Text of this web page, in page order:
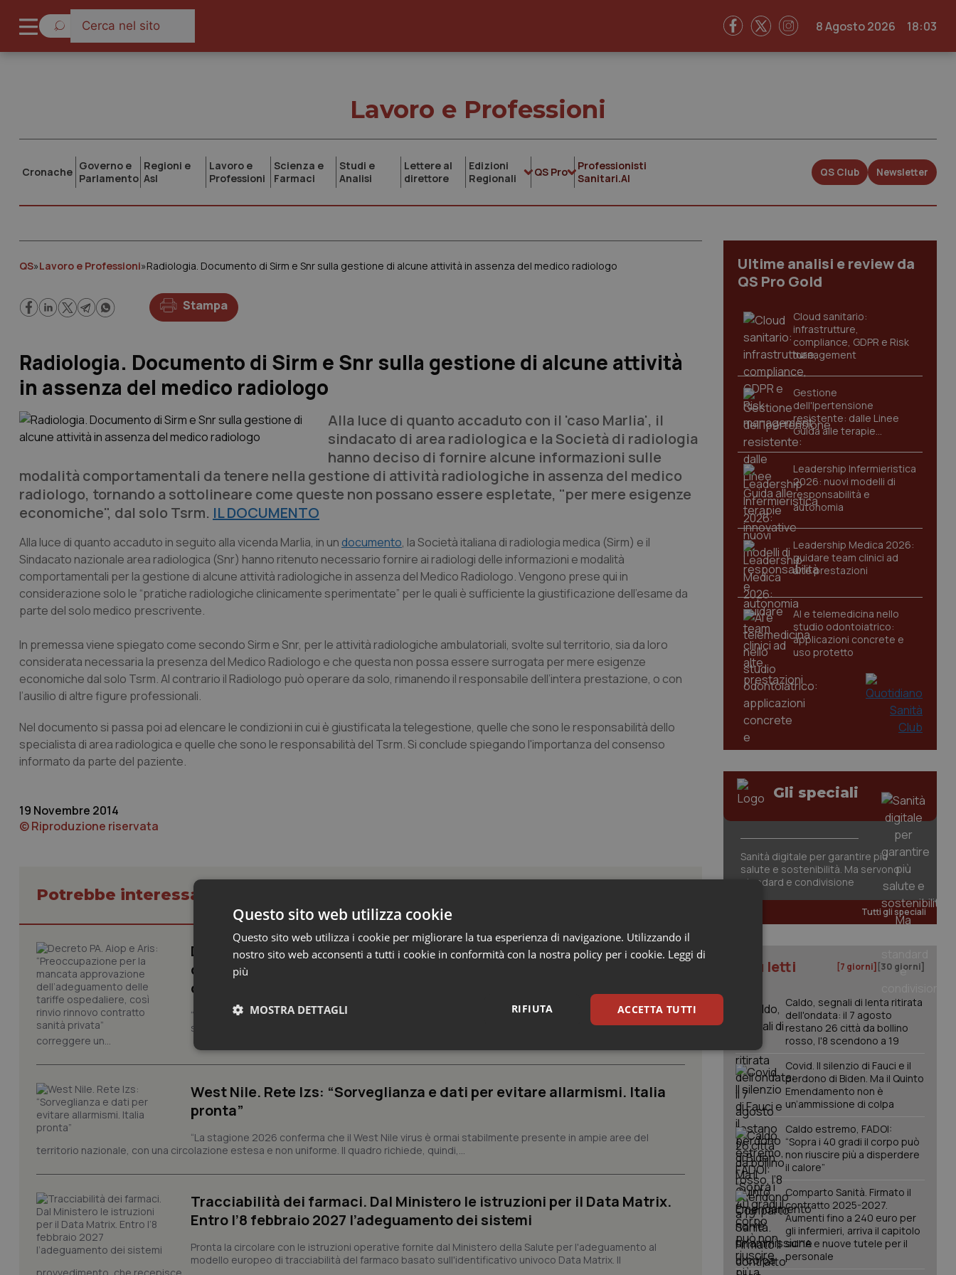
8 Agosto 2026 18:03
Lavoro e Professioni
Cronache Governo e
Parlamento
Regioni e
Asl
Lavoro e
Professioni
Scienza e
Farmaci
Studi e
Analisi
Lettere al
direttore
Edizioni
Regionali
QS Pro
Professionisti
Sanitari.AI
QS Club Newsletter
QS»Lavoro e Professioni»Radiologia. Documento di Sirm e Snr sulla gestione di alcune attività in assenza del medico radiologo
Stampa
Radiologia. Documento di Sirm e Snr sulla gestione di alcune attività
in assenza del medico radiologo
Alla luce di quanto accaduto con il 'caso Marlia', il
sindacato di area radiologica e la Società di radiologia
hanno deciso di fornire alcune informazioni sulle
modalità comportamentali da tenere nella gestione di attività radiologiche in assenza del medico
radiologo, tornando a sottolineare come queste non possano essere espletate, "per mere esigenze
economiche", dal solo Tsrm. IL DOCUMENTO
Alla luce di quanto accaduto in seguito alla vicenda Marlia, in un documento, la Società italiana di radiologia medica (Sirm) e il
Sindacato nazionale area radiologica (Snr) hanno ritenuto necessario fornire ai radiologi delle informazioni e modalità
comportamentali per la gestione di alcune attività radiologiche in assenza del Medico Radiologo. Vengono prese qui in
considerazione solo le “pratiche radiologiche clinicamente sperimentate” per le quali è sufficiente la giustificazione dell’esame da
parte del solo medico prescrivente.
In premessa viene spiegato come secondo Sirm e Snr, per le attività radiologiche ambulatoriali, svolte sul territorio, sia da loro
considerata necessaria la presenza del Medico Radiologo e che questa non possa essere surrogata per mere esigenze
economiche dal solo Tsrm. Al contrario il Radiologo può operare da solo, rimanendo il responsabile dell’intera prestazione, o con
l’ausilio di altre figure professionali.
Nel documento si passa poi ad elencare le condizioni in cui è giustificata la telegestione, quelle che sono le responsabilità dello
specialista di area radiologica e quelle che sono le responsabilità del Tsrm. Si conclude spiegando l'importanza del consenso
informato da parte del paziente.
19 Novembre 2014
© Riproduzione riservata
Potrebbe interessarti in Lavoro e Professioni
Decreto PA. Aiop e Aris: “Preoccupazione per la mancata approvazione
dell’adeguamento delle tariffe ospedaliere, così rinvio rinnovo
contratto sanità privata”
“Nel Decreto PA era prevista una norma che, dopo quattordici anni, interveniva per la prima volta
sull'adeguamento delle tariffe ospedaliere, seppur in modo parziale, riconoscendo la necessità di
correggere un...
West Nile. Rete Izs: “Sorveglianza e dati per evitare allarmismi. Italia
pronta”
“La stagione 2026 conferma che il West Nile virus è ormai stabilmente presente in ampie aree del
territorio nazionale, con una circolazione estesa e non uniforme. Il quadro richiede, quindi,...
Tracciabilità dei farmaci. Dal Ministero le istruzioni per il Data Matrix.
Entro l’8 febbraio 2027 l’adeguamento dei sistemi
Pronta la circolare con le istruzioni operative fornite dal Ministero della Salute per l'adeguamento al
modello europeo di tracciabilità del farmaco basato sull'identificativo univoco Data Matrix. Il
Ultime analisi e review da
QS Pro Gold
Cloud sanitario:
infrastrutture,
compliance, GDPR e Risk
management
Gestione
dell'Ipertensione
resistente: dalle Linee
Guida alle terapie
innovative
Leadership Infermieristica
2026: nuovi modelli di
responsabilità e
autonomia
Leadership Medica 2026:
guidare team clinici ad
alte prestazioni
AI e telemedicina nello
studio odontoiatrico:
applicazioni concrete e
uso protetto
Gli speciali
Sanità digitale per garantire più
salute e sostenibilità. Ma servono
standard e condivisione
Tutti gli speciali
I più letti [7 giorni] [30 giorni]
Caldo, segnali di lenta ritirata
dell'ondata: il 7 agosto
restano 26 città da bollino
rosso, l'8 scendono a 19
Covid. Il silenzio di Fauci e il
perdono di Biden. Ma il Quinto
Emendamento non è
un’ammissione di colpa
Caldo estremo, FADOI:
“Sopra i 40 gradi il corpo può
non riuscire più a disperdere
il calore”
Comparto Sanità. Firmato il
contratto 2025-2027.
Aumenti fino a 240 euro per
gli infermieri, arriva il capitolo
sull'IA e nuove tutele per il
personale
Questo sito web utilizza cookie
Questo sito web utilizza i cookie per migliorare la tua esperienza di navigazione. Utilizzando il
nostro sito web acconsenti a tutti i cookie in conformità con la nostra policy per i cookie. Leggi di
più
ACCETTA TUTTI
RIFIUTA
MOSTRA DETTAGLI
Necessari Statistici Marketing
Necessari Statistici
Descrizione
.youtube.com
settimane
scelte di consenso e privacy dell'utente per la loro
interazione con il sito. Registra i dati sul consenso
del visitatore riguardo a varie politiche e